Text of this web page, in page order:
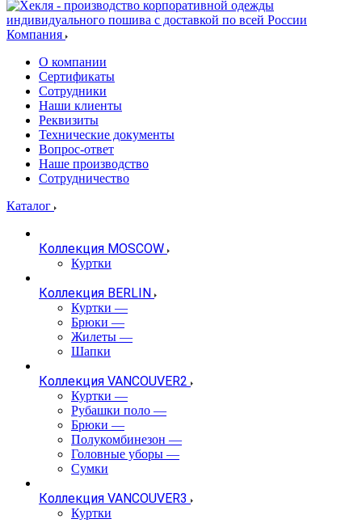
Компания
О компании
Сертификаты
Сотрудники
Наши клиенты
Реквизиты
Технические документы
Вопрос-ответ
Наше производство
Сотрудничество
Каталог
Коллекция MOSCOW
Куртки
Коллекция BERLIN
Куртки —
Брюки —
Жилеты —
Шапки
Коллекция VANCOUVER2
Куртки —
Рубашки поло —
Брюки —
Полукомбинезон —
Головные уборы —
Сумки
Коллекция VANCOUVER3
Куртки